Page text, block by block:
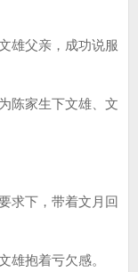
雄父亲，成功说服
陈家生下文雄、文
求下，带着文月回
雄抱着亏欠感。